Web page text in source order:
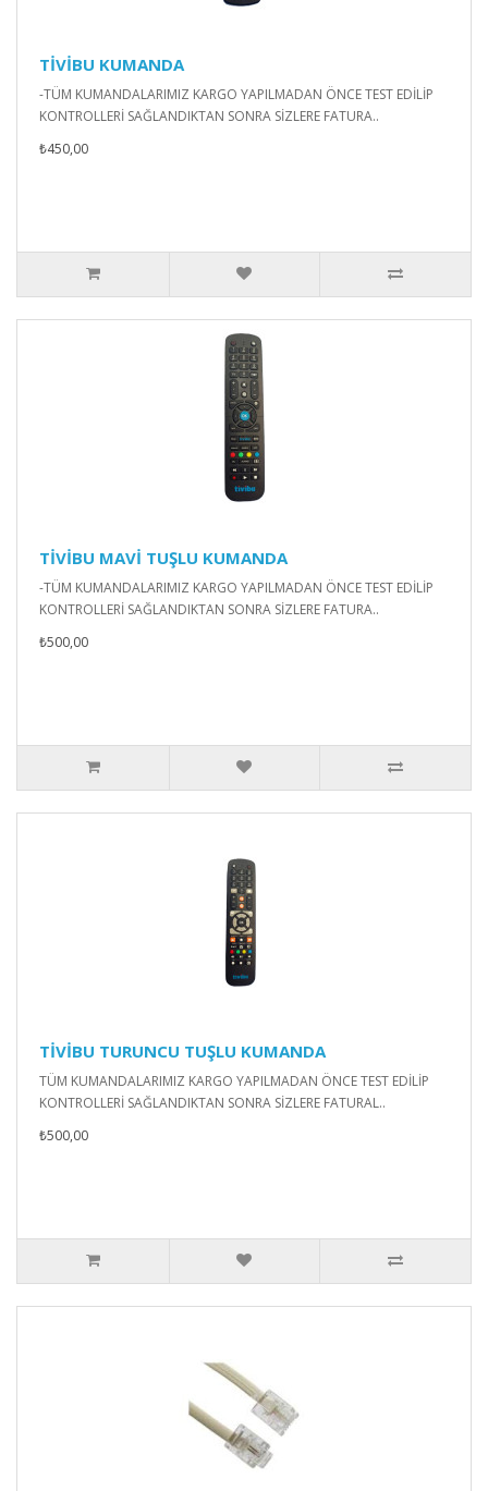
TİVİBU KUMANDA
-TÜM KUMANDALARIMIZ KARGO YAPILMADAN ÖNCE TEST EDİLİP
KONTROLLERİ SAĞLANDIKTAN SONRA SİZLERE FATURA..
₺450,00
TİVİBU MAVİ TUŞLU KUMANDA
-TÜM KUMANDALARIMIZ KARGO YAPILMADAN ÖNCE TEST EDİLİP
KONTROLLERİ SAĞLANDIKTAN SONRA SİZLERE FATURA..
₺500,00
TİVİBU TURUNCU TUŞLU KUMANDA
TÜM KUMANDALARIMIZ KARGO YAPILMADAN ÖNCE TEST EDİLİP
KONTROLLERİ SAĞLANDIKTAN SONRA SİZLERE FATURAL..
₺500,00